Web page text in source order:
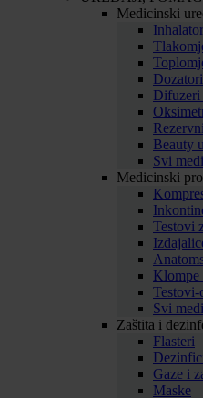
Medicinski
Difuzeri
Beauty
Svi
Medicinski
Testovi
Klompe
Testovi-
Svi
Zaštita i
Flasteri
Gaze i
Maske